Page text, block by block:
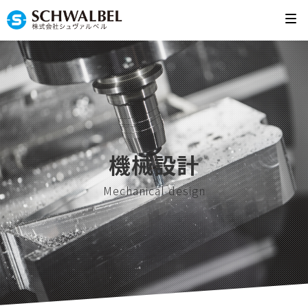
機械設計
Mechanical design